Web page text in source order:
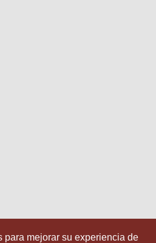
para mejorar su experiencia de